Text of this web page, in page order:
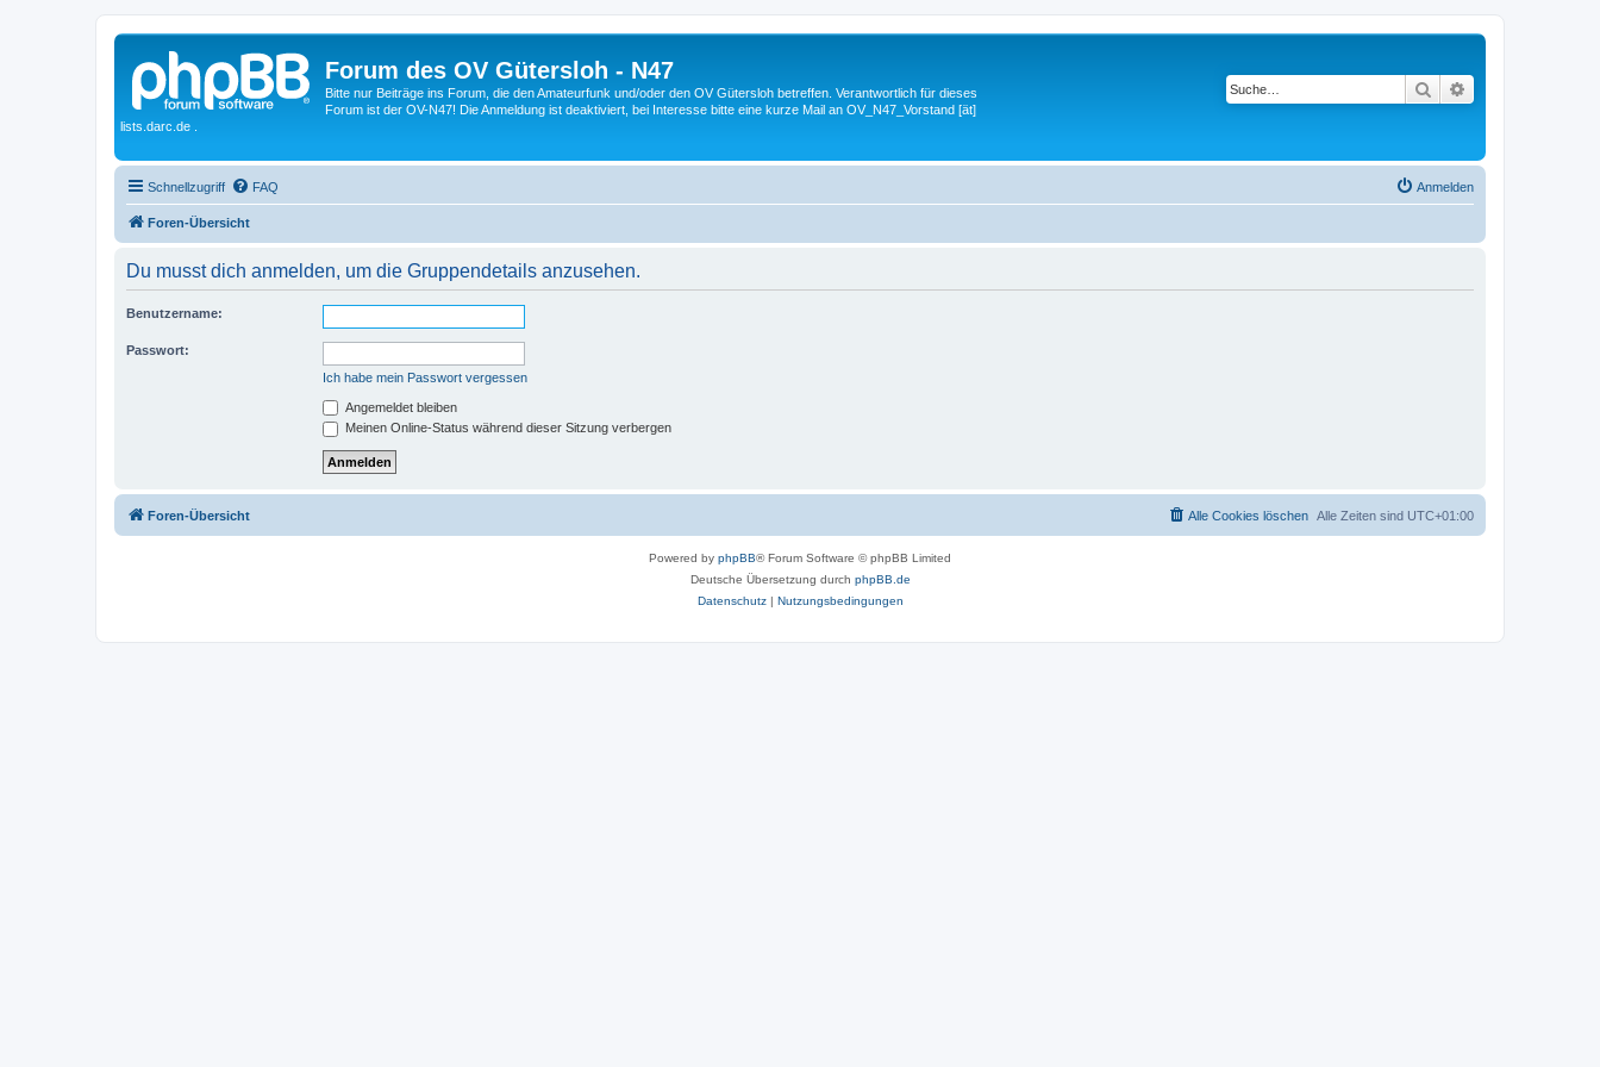
Forum des OV Gütersloh - N47
Bitte nur Beiträge ins Forum, die den Amateurfunk und/oder den OV Gütersloh betreffen. Verantwortlich für dieses
Forum ist der OV-N47! Die Anmeldung ist deaktiviert, bei Interesse bitte eine kurze Mail an OV_N47_Vorstand [ät]
lists.darc.de .
Suche
Schnellzugriff FAQ Anmelden
Foren-Übersicht
Du musst dich anmelden, um die Gruppendetails anzusehen.
Benutzername:
Passwort:
Ich habe mein Passwort vergessen
Angemeldet bleiben
Meinen Online-Status während dieser Sitzung verbergen
Foren-Übersicht Alle Zeiten sind UTC+01:00
Alle Cookies löschen
Powered by phpBB® Forum Software © phpBB Limited
Deutsche Übersetzung durch phpBB.de
Datenschutz| Nutzungsbedingungen